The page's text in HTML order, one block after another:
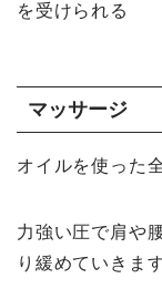
を受けられる
マッサージ
オイルを使った
力強い圧で肩や
り緩めていきます